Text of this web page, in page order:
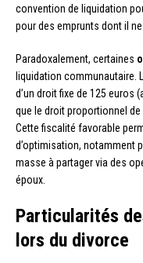
convention de liquidation
pour des emprunts dont il
Paradoxalement, certaines
liquidation communautaire.
d’un droit fixe de 125 euros
que le droit proportionnel
Cette fiscalité favorable
d’optimisation, notamment
masse à partager via des
époux.
Particularités
lors du divorce